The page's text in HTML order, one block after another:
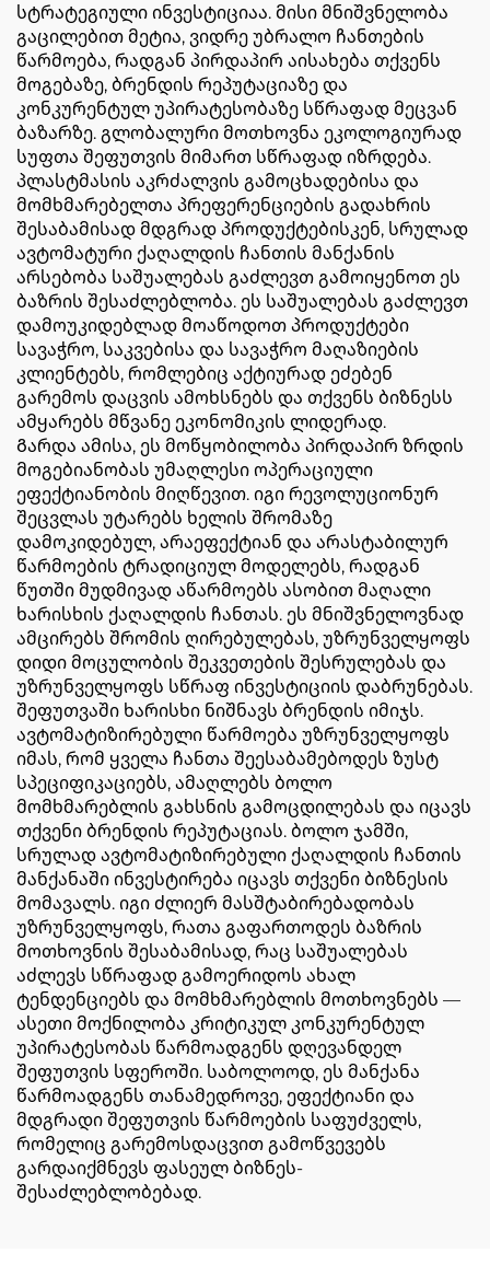
სტრატეგიული ინვესტიციაა. მისი მნიშვნელობა
გაცილებით მეტია, ვიდრე უბრალო ჩანთების
წარმოება, რადგან პირდაპირ აისახება თქვენს
მოგებაზე, ბრენდის რეპუტაციაზე და
კონკურენტულ უპირატესობაზე სწრაფად მეცვან
ბაზარზე. გლობალური მოთხოვნა ეკოლოგიურად
სუფთა შეფუთვის მიმართ სწრაფად იზრდება.
პლასტმასის აკრძალვის გამოცხადებისა და
მომხმარებელთა პრეფერენციების გადახრის
შესაბამისად მდგრად პროდუქტებისკენ, სრულად
ავტომატური ქაღალდის ჩანთის მანქანის
არსებობა საშუალებას გაძლევთ გამოიყენოთ ეს
ბაზრის შესაძლებლობა. ეს საშუალებას გაძლევთ
დამოუკიდებლად მოაწოდოთ პროდუქტები
სავაჭრო, საკვებისა და სავაჭრო მაღაზიების
კლიენტებს, რომლებიც აქტიურად ეძებენ
გარემოს დაცვის ამოხსნებს და თქვენს ბიზნესს
ამყარებს მწვანე ეკონომიკის ლიდერად.
Გარდა ამისა, ეს მოწყობილობა პირდაპირ ზრდის
მოგებიანობას უმაღლესი ოპერაციული
ეფექტიანობის მიღწევით. იგი რევოლუციონურ
შეცვლას უტარებს ხელის შრომაზე
დამოკიდებულ, არაეფექტიან და არასტაბილურ
წარმოების ტრადიციულ მოდელებს, რადგან
წუთში მუდმივად აწარმოებს ასობით მაღალი
ხარისხის ქაღალდის ჩანთას. ეს მნიშვნელოვნად
ამცირებს შრომის ღირებულებას, უზრუნველყოფს
დიდი მოცულობის შეკვეთების შესრულებას და
უზრუნველყოფს სწრაფ ინვესტიციის დაბრუნებას.
შეფუთვაში ხარისხი ნიშნავს ბრენდის იმიჯს.
ავტომატიზირებული წარმოება უზრუნველყოფს
იმას, რომ ყველა ჩანთა შეესაბამებოდეს ზუსტ
სპეციფიკაციებს, ამაღლებს ბოლო
მომხმარებლის გახსნის გამოცდილებას და იცავს
თქვენი ბრენდის რეპუტაციას. ბოლო ჯამში,
სრულად ავტომატიზირებული ქაღალდის ჩანთის
მანქანაში ინვესტირება იცავს თქვენი ბიზნესის
მომავალს. იგი ძლიერ მასშტაბირებადობას
უზრუნველყოფს, რათა გაფართოდეს ბაზრის
მოთხოვნის შესაბამისად, რაც საშუალებას
აძლევს სწრაფად გამოერიდოს ახალ
ტენდენციებს და მომხმარებლის მოთხოვნებს —
ასეთი მოქნილობა კრიტიკულ კონკურენტულ
უპირატესობას წარმოადგენს დღევანდელ
შეფუთვის სფეროში. საბოლოოდ, ეს მანქანა
წარმოადგენს თანამედროვე, ეფექტიანი და
მდგრადი შეფუთვის წარმოების საფუძველს,
რომელიც გარემოსდაცვით გამოწვევებს
გარდაიქმნევს ფასეულ ბიზნეს-
შესაძლებლობებად.